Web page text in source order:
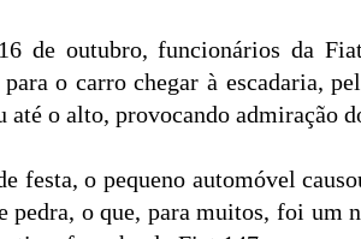
de outubro, funcionários da
o carro chegar à escadaria,
até o alto, provocando admiração
festa, o pequeno automóvel
pedra, o que, para muitos, foi um